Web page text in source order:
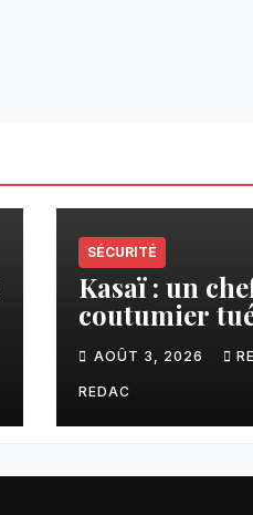
SÉCURITÉ
Kasaï : un
coutumier
balle par un
à Kamuesha,
tension monte
AOÛT 3, 2026
REDAC